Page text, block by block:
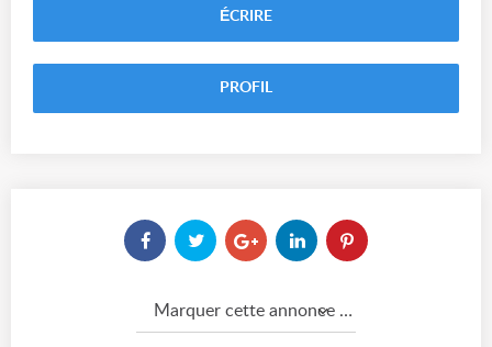
ÉCRIRE
PROFIL
Marquer cette annonce comme...